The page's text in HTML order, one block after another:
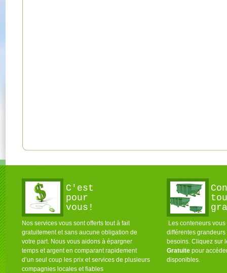
C'est
pour
vous!
Nos services vous sont offerts tout à fait
gratuitement et sans aucune obligation de
votre part. Nous vous aidons à épargner
temps et argent en comparant rapidement
d’un seul coup les prix et services de plusieurs
compagnies locales et fiables
Les conteneurs
différentes grandeurs
besoins. Cliquez sur
Gratuite pour
disponibles.